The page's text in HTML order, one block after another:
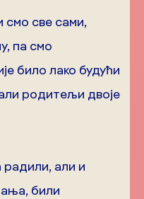
смо све сами,
па смо
било лако будући
родитељи двоје
али и
били